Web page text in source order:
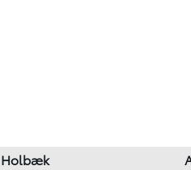
Holbæk